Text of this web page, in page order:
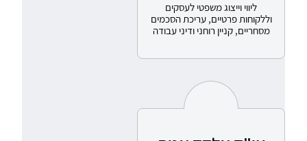
ליווי וייצוג משפטי לעסקים
וללקוחות פרטיים, עריכת הסכמים
מסחריים, קניין רוחני ודיני עבודה